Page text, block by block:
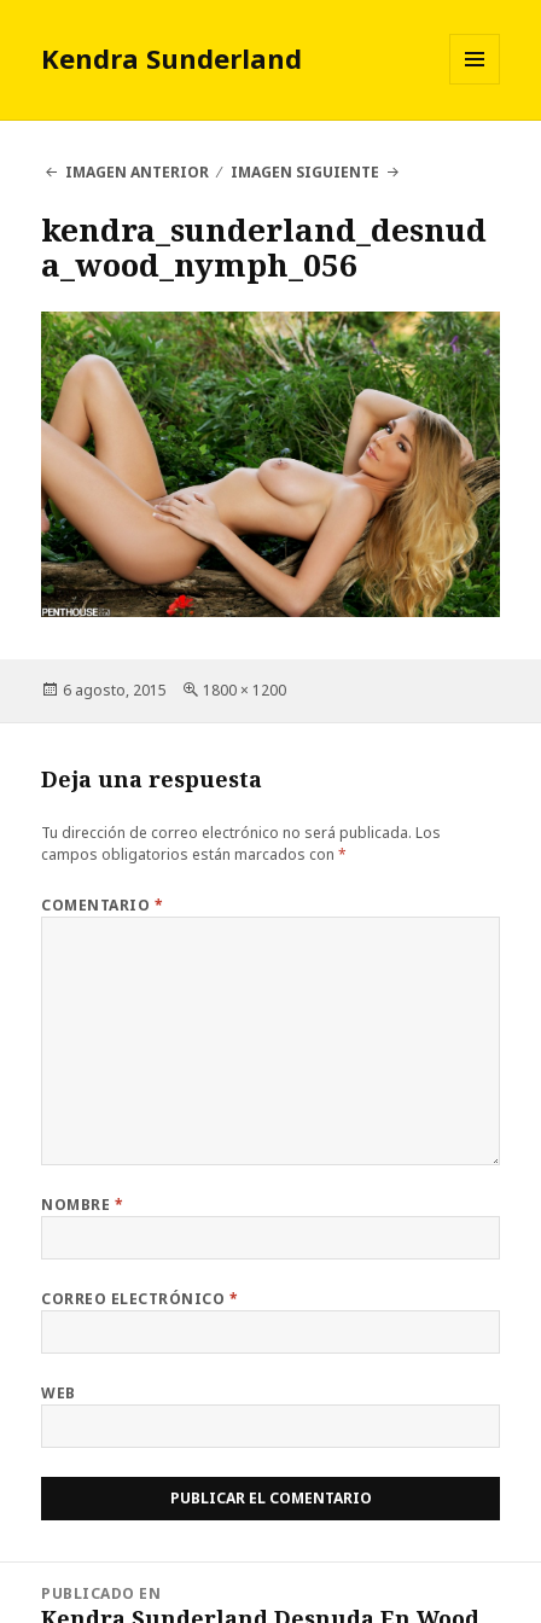
Kendra Sunderland
Y
IMAGEN ANTERIOR
IMAGEN SIGUIENTE
kendra_sunderland_desnud
a_wood_nymph_056
Publicado
6 agosto, 2015
Tamaño
1800 × 1200
Deja una respuesta
Tu dirección de correo electrónico no será publicada. Los
campos obligatorios están marcados con*
COMENTARIO *
NOMBRE *
CORREO ELECTRÓNICO *
WEB
PUBLICADO EN